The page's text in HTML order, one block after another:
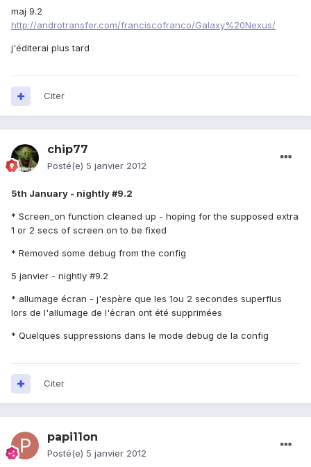
maj 9.2
http://androtransfer.com/franciscofranco/Galaxy%20Nexus/
j'éditerai plus tard
Citer
chip77
Posté(e) 5 janvier 2012
5th January - nightly #9.2
* Screen_on function cleaned up - hoping for the supposed extra
1 or 2 secs of screen on to be fixed
* Removed some debug from the config
5 janvier - nightly #9.2
* allumage écran - j'espère que les 1ou 2 secondes superflus
lors de l'allumage de l'écran ont été supprimées
* Quelques suppressions dans le mode debug de la config
Citer
papi11on
Posté(e) 5 janvier 2012